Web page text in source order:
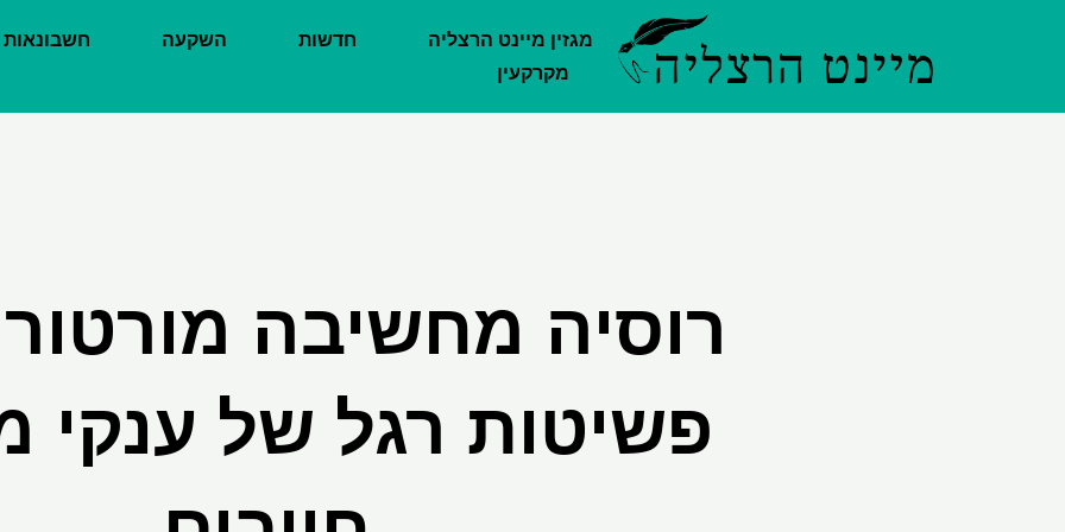
מגזין מיינט הרצליה חדשות השקעה
חשבונאות
מקרקעין
רוסיה מחשיבה
פשיטות רגל של ענקי